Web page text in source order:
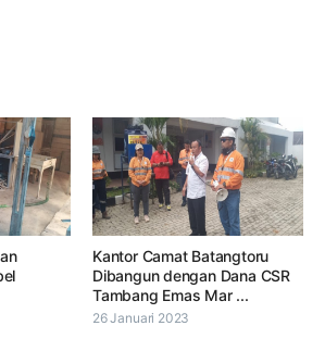
Kantor Camat Batangtoru
Dibangun dengan Dana CSR
Tambang Emas Mar ...
26 Januari 2023